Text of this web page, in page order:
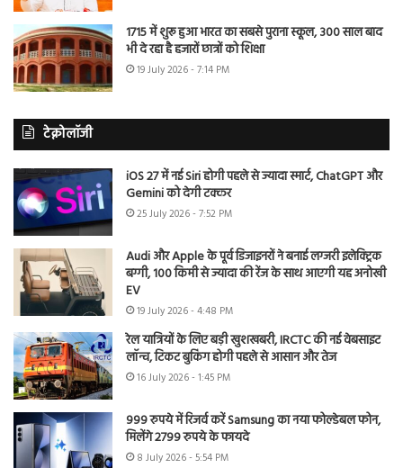
1715 में शुरू हुआ भारत का सबसे पुराना स्कूल, 300 साल बाद
भी दे रहा है हजारों छात्रों को शिक्षा
19 July 2026 - 7:14 PM
टेक्नोलॉजी
iOS 27 में नई Siri होगी पहले से ज्यादा स्मार्ट, ChatGPT और
Gemini को देगी टक्कर
25 July 2026 - 7:52 PM
Audi और Apple के पूर्व डिजाइनरों ने बनाई लग्जरी इलेक्ट्रिक
बग्गी, 100 किमी से ज्यादा की रेंज के साथ आएगी यह अनोखी
EV
19 July 2026 - 4:48 PM
रेल यात्रियों के लिए बड़ी खुशखबरी, IRCTC की नई वेबसाइट
लॉन्च, टिकट बुकिंग होगी पहले से आसान और तेज
16 July 2026 - 1:45 PM
999 रुपये में रिजर्व करें Samsung का नया फोल्डेबल फोन,
मिलेंगे 2799 रुपये के फायदे
8 July 2026 - 5:54 PM